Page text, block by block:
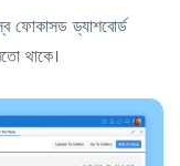
ফোকাসড ড্যাশবোর্ড
থাকে।